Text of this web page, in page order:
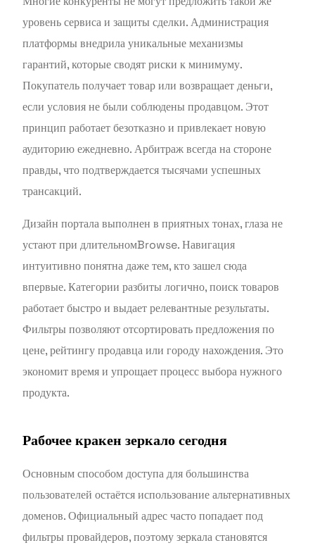
уровень сервиса и защиты сделки. Администрация
платформы внедрила уникальные механизмы
гарантий, которые сводят риски к минимуму.
Покупатель получает товар или возвращает деньги,
если условия не были соблюдены продавцом. Этот
принцип работает безотказно и привлекает новую
аудиторию ежедневно. Арбитраж всегда на стороне
правды, что подтверждается тысячами успешных
трансакций.
Дизайн портала выполнен в приятных тонах, глаза не
устают при длительномBrowse. Навигация
интуитивно понятна даже тем, кто зашел сюда
впервые. Категории разбиты логично, поиск товаров
работает быстро и выдает релевантные результаты.
Фильтры позволяют отсортировать предложения по
цене, рейтингу продавца или городу нахождения. Это
экономит время и упрощает процесс выбора нужного
продукта.
Рабочее кракен зеркало сегодня
Основным способом доступа для большинства
пользователей остаётся использование альтернативных
доменов. Официальный адрес часто попадает под
фильтры провайдеров, поэтому зеркала становятся